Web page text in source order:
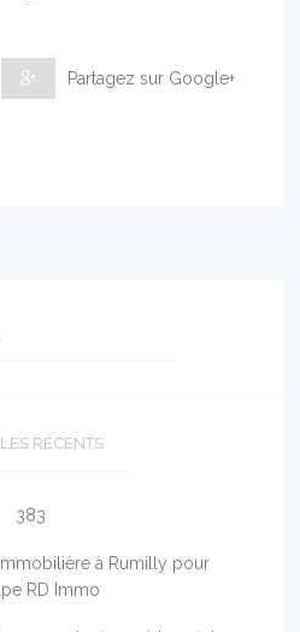
Partagez sur Google+
RÉCENTS
383
à Rumilly pour
RD Immo